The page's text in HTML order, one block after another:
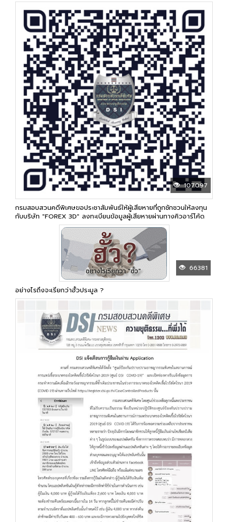
107097
กรมสอบสวนคดีพิเศษขอประชาสัมพันธ์ให้ผู้เสียหายที่ถูกชักชวนให้ลงทุน
กับบริษัท "FOREX 3D" ลงทะเบียนข้อมูลผู้เสียหายผ่านทางคิวอาร์โค้ด
66381
อย่างไรถึงจะเรียกว่าฮั้วประมูล ?